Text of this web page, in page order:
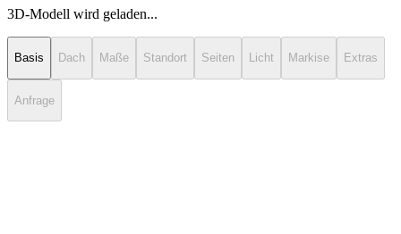
3D-Modell wird geladen...
Basis Dach Maße Standort Seiten Licht Markise Extras
Anfrage